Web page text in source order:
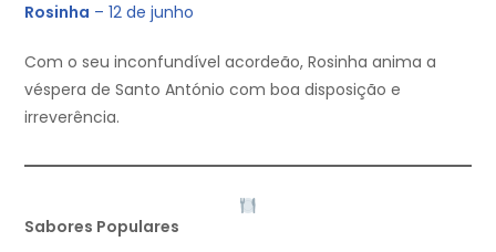
Rosinha – 12 de junho
Com o seu inconfundível acordeão, Rosinha anima a
véspera de Santo António com boa disposição e
irreverência.
Sabores Populares